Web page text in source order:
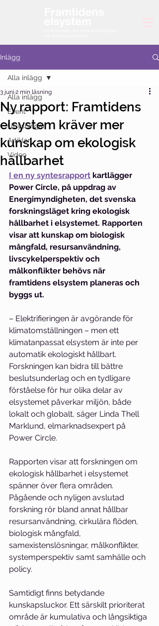
Inlägg
Alla inlägg
Event
Utlysningar
Artiklar
Video
Alla inlägg
Ny rapport: Framtidens
elsystem kräver mer
kunskap om ekologisk
hållbarhet
3 juni 2 min läsning
I en ny syntesrapport kartlägger
Power Circle, på uppdrag av
Energimyndigheten, det svenska
forskningsläget kring ekologisk
hållbarhet i elsystemet. Rapporten
visar att kunskap om biologisk
mångfald, resursanvändning,
livscykelperspektiv och
målkonflikter behövs när
framtidens elsystem planeras och
byggs ut.
– Elektrifieringen är avgörande för
klimatomställningen – men ett
klimatanpassat elsystem är inte per
automatik ekologiskt hållbart.
Forskningen kan bidra till bättre
beslutsunderlag och en tydligare
förståelse för hur olika delar av
elsystemet påverkar miljön, både
lokalt och globalt, säger Linda Thell
Marklund, elmarknadsexpert på
Power Circle.
Rapporten visar att forskningen om
ekologisk hållbarhet i elsystemet
spänner över flera områden.
Pågående och nyligen avslutad
forskning rör bland annat hållbar
resursanvändning, cirkulära flöden,
biologisk mångfald,
samexistenslösningar, målkonflikter,
systemperspektiv samt samhälle och
policy.
Samtidigt finns betydande
kunskapsluckor. Ett särskilt prioriterat
område är kumulativa och långsiktiga